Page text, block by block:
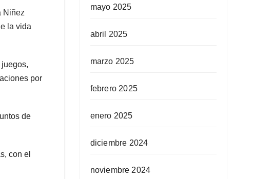
Niñez
la vida
por
de
con el
mayo 2025
abril 2025
marzo 2025
febrero 2025
enero 2025
diciembre 2024
noviembre 2024